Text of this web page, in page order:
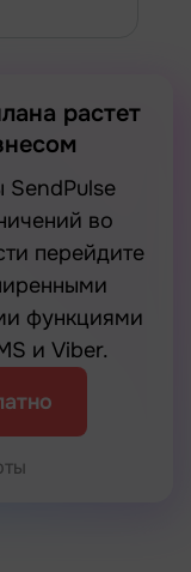
растет
во
перейдите
функциями
и Viber.